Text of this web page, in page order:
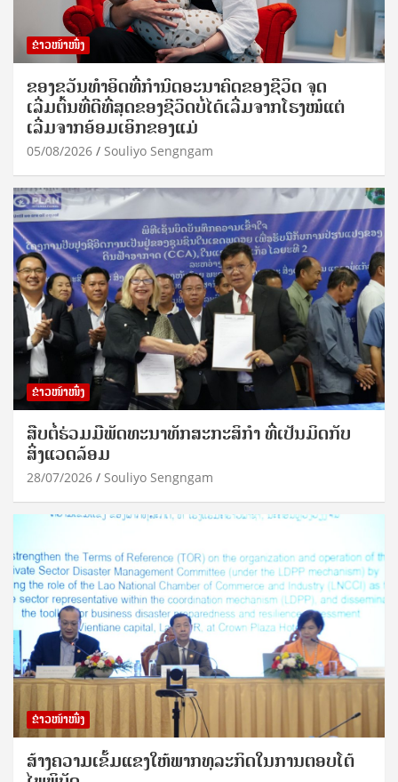
ຂ່າວໜ້າໜຶ່ງ
ຂອງຂວັນທໍາອິດທີ່ກໍານົດອະນາຄົດຂອງຊີວິດ ຈຸດ
ເລີ່ມຕົ້ນທີ່ດີທີ່ສຸດຂອງຊີວິດບໍ່ໄດ້ເລີ່ມຈາກໂຮງໝໍແຕ່
ເລີ່ມຈາກອ້ອມເອິກຂອງແມ່
05/08/2026 Souliyo Sengngam
ຂ່າວໜ້າໜຶ່ງ
ສືບຕໍ່ຮ່ວມມືພັດທະນາທັກສະກະສິກຳ ທີ່ເປັນມິດກັບ
ສິ່ງແວດລ້ອມ
28/07/2026 Souliyo Sengngam
ຂ່າວໜ້າໜຶ່ງ
ສ້າງຄວາມເຂັ້ມແຂງໃຫ້ພາກທຸລະກິດໃນການຕອບໂຕ້